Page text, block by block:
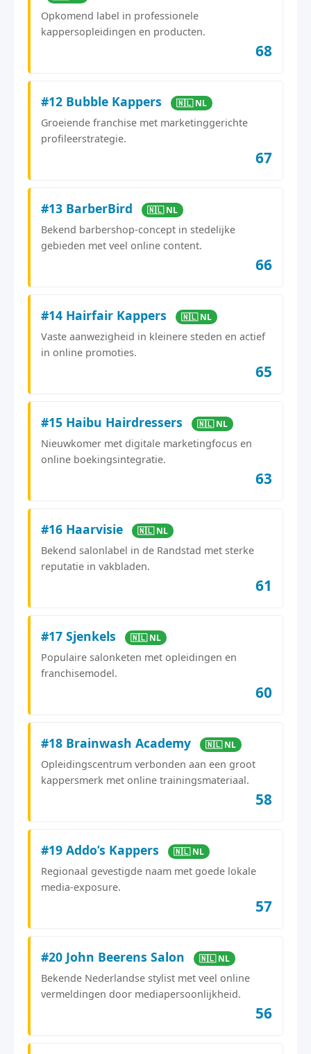
Opkomend label in professionele
kappersopleidingen en producten.
68
#12 Bubble Kappers 🇳🇱 NL
Groeiende franchise met marketinggerichte
profileerstrategie.
67
#13 BarberBird 🇳🇱 NL
Bekend barbershop-concept in stedelijke
gebieden met veel online content.
66
#14 Hairfair Kappers 🇳🇱 NL
Vaste aanwezigheid in kleinere steden en actief
in online promoties.
65
#15 Haibu Hairdressers 🇳🇱 NL
Nieuwkomer met digitale marketingfocus en
online boekingsintegratie.
63
#16 Haarvisie 🇳🇱 NL
Bekend salonlabel in de Randstad met sterke
reputatie in vakbladen.
61
#17 Sjenkels 🇳🇱 NL
Populaire salonketen met opleidingen en
franchisemodel.
60
#18 Brainwash Academy 🇳🇱 NL
Opleidingscentrum verbonden aan een groot
kappersmerk met online trainingsmateriaal.
58
#19 Addo’s Kappers 🇳🇱 NL
Regionaal gevestigde naam met goede lokale
media-exposure.
57
#20 John Beerens Salon 🇳🇱 NL
Bekende Nederlandse stylist met veel online
vermeldingen door mediapersoonlijkheid.
56